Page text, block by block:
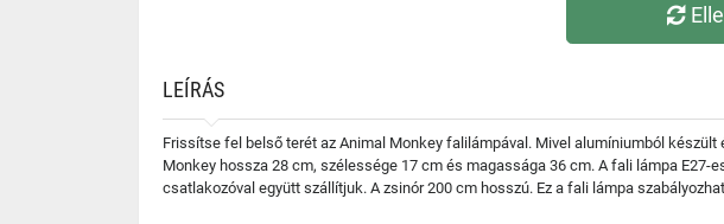
LEÍRÁS
Frissítse fel belső terét az Animal Monkey falilámpával. Mivel alumíniumból
Monkey hossza 28 cm, szélessége 17 cm és magassága 36 cm. A fali lámpa
csatlakozóval együtt szállítjuk. A zsinór 200 cm hosszú. Ez a fali lámpa